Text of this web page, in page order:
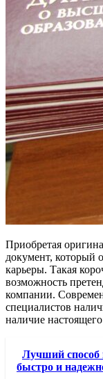
Приобретая
документ, который
карьеры. Такая
возможность
компании.
специалистов
наличие
Лучший способ
быстро и